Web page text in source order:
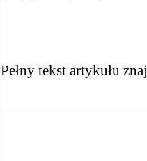
Pełny tekst artykułu